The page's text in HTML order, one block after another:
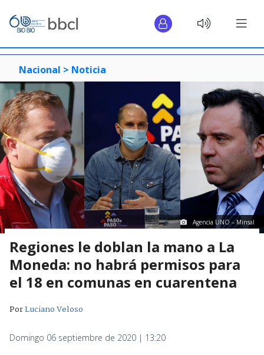
Nacional > Noticia
Agencia UNO – Minsal
Regiones le doblan la mano a La
Moneda: no habrá permisos para
el 18 en comunas en cuarentena
PorLuciano Veloso
Domingo 06 septiembre de 2020 | 13:20